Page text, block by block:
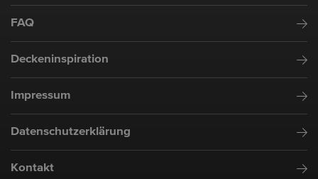
FAQ
Deckeninspiration
Impressum
Datenschutzerklärung
Kontakt